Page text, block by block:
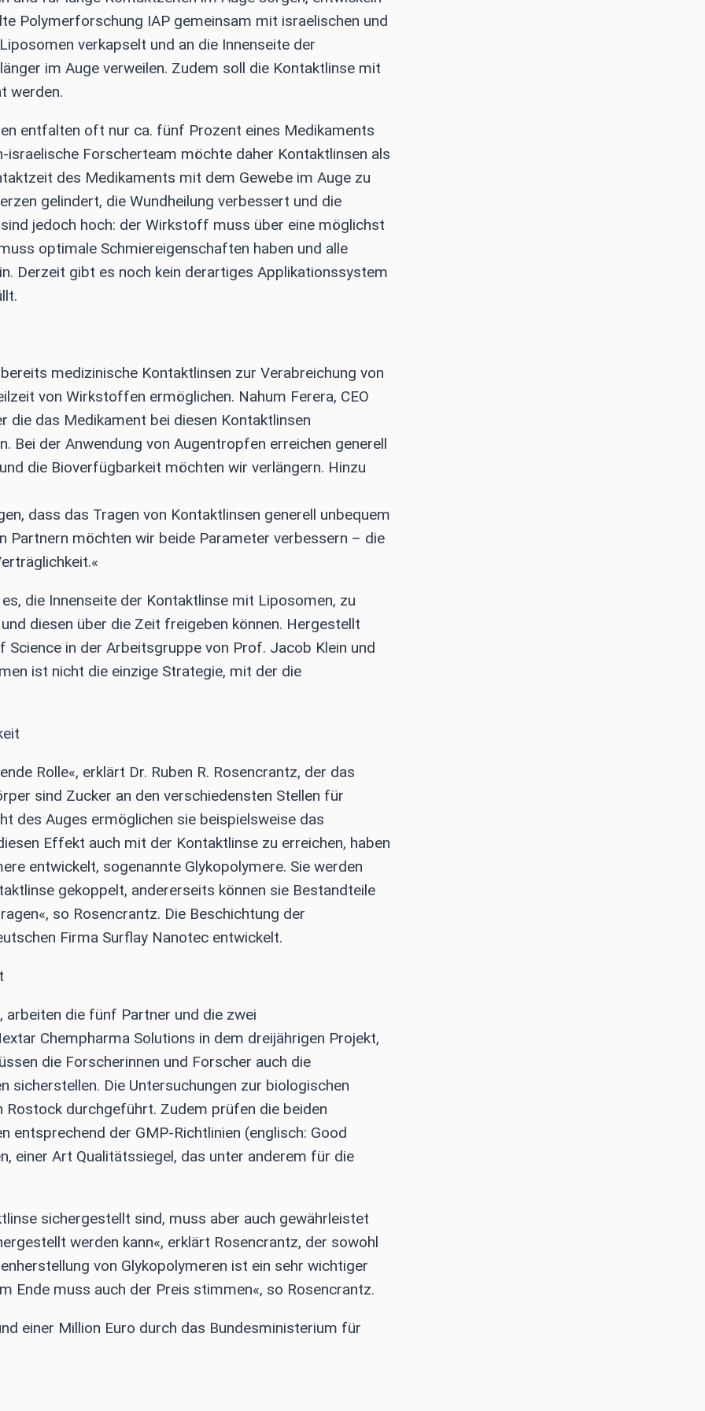
Polymerforschung IAP gemeinsam mit israelischen und
verkapselt und an die Innenseite der
im Auge verweilen. Zudem soll die Kontaktlinse mit
werden.
entfalten oft nur ca. fünf Prozent eines Medikaments
israelische Forscherteam möchte daher Kontaktlinsen als
des Medikaments mit dem Gewebe im Auge zu
gelindert, die Wundheilung verbessert und die
jedoch hoch: der Wirkstoff muss über eine möglichst
optimale Schmiereigenschaften haben und alle
Derzeit gibt es noch kein derartiges Applikationssystem
medizinische Kontaktlinsen zur Verabreichung von
von Wirkstoffen ermöglichen. Nahum Ferera, CEO
die das Medikament bei diesen Kontaktlinsen
der Anwendung von Augentropfen erreichen generell
die Bioverfügbarkeit möchten wir verlängern. Hinzu
dass das Tragen von Kontaktlinsen generell unbequem
Partnern möchten wir beide Parameter verbessern – die
die Innenseite der Kontaktlinse mit Liposomen, zu
diesen über die Zeit freigeben können. Hergestellt
in der Arbeitsgruppe von Prof. Jacob Klein und
ist nicht die einzige Strategie, mit der die
Rolle«, erklärt Dr. Ruben R. Rosencrantz, der das
sind Zucker an den verschiedensten Stellen für
des Auges ermöglichen sie beispielsweise das
Effekt auch mit der Kontaktlinse zu erreichen, haben
entwickelt, sogenannte Glykopolymere. Sie werden
gekoppelt, andererseits können sie Bestandteile
so Rosencrantz. Die Beschichtung der
Firma Surflay Nanotec entwickelt.
die fünf Partner und die zwei
Chempharma Solutions in dem dreijährigen Projekt,
die Forscherinnen und Forscher auch die
Die Untersuchungen zur biologischen
durchgeführt. Zudem prüfen die beiden
entsprechend der GMP-Richtlinien (englisch: Good
einer Art Qualitätssiegel, das unter anderem für die
sichergestellt sind, muss aber auch gewährleistet
werden kann«, erklärt Rosencrantz, der sowohl
von Glykopolymeren ist ein sehr wichtiger
Ende muss auch der Preis stimmen«, so Rosencrantz.
einer Million Euro durch das Bundesministerium für